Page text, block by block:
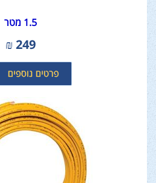
1.5 מטר
249
₪